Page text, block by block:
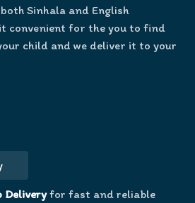
Sinhala and English
convenient for the you to find
child and we deliver it to your
Deliveryfor fast and reliable